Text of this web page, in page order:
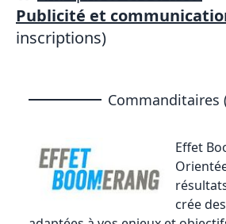
Publicité et
inscriptions)
Commanditaires
Effet
crée